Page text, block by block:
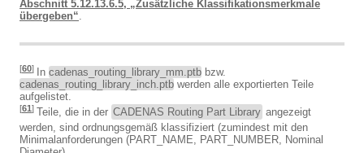
Abschnitt 5.12.13.6.5, „Zusätzliche Klassifikationsmerkmale
übergeben“
[60] In cadenas_routing_library_mm.ptb bzw.
cadenas_routing_library_inch.ptb werden alle exportierten Teile
aufgelistet.
[61] Teile, die in der CADENAS Routing Part Library angezeigt
werden, sind ordnungsgemäß klassifiziert (zumindest mit den
Minimalanforderungen (PART_NAME, PART_NUMBER, Nominal